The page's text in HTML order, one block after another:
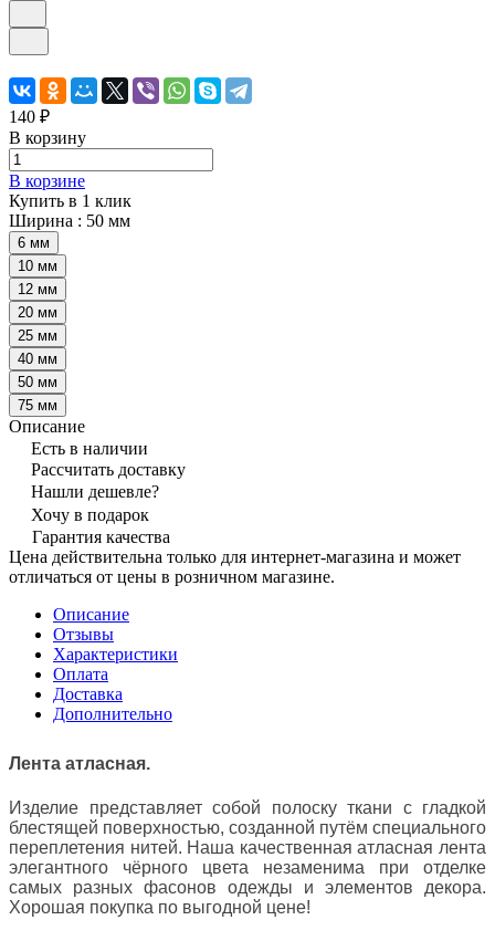
140 ₽
В корзину
В корзине
Купить в 1 клик
Ширина : 50 мм
6 мм
10 мм
12 мм
20 мм
25 мм
40 мм
50 мм
75 мм
Описание
Есть в наличии
Рассчитать доставку
Нашли дешевле?
Хочу в подарок
Гарантия качества
Цена действительна только для интернет-магазина и может
отличаться от цены в розничном магазине.
Описание
Отзывы
Характеристики
Оплата
Доставка
Дополнительно
Лента атласная.
Изделие представляет собой полоску ткани с гладкой
блестящей поверхностью, созданной путём специального
переплетения нитей. Наша качественная атласная лента
элегантного чёрного цвета незаменима при отделке
самых разных фасонов одежды и элементов декора.
Хорошая покупка по выгодной цене!